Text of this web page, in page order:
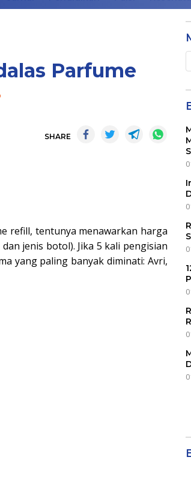
Parfume
SHARE
refill, tentunya menawarkan harga
jenis botol). Jika 5 kali pengisian
yang paling banyak diminati: Avri,